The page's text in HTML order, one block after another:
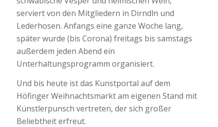
serviert von den Mitgliedern in Dirndln und
Lederhosen. Anfangs eine ganze Woche lang,
später wurde (bis Corona) freitags bis samstags
außerdem jeden Abend ein
Unterhaltungsprogramm organisiert.
Und bis heute ist das Kunstportal auf dem
Höfinger Weihnachtsmarkt am eigenen Stand mit
Künstlerpunsch vertreten, der sich großer
Beliebtheit erfreut.